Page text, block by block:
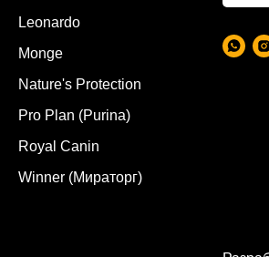
Leonardo
Monge
Nature's Protection
Pro Plan (Purina)
Royal Canin
Winner (Мираторг)